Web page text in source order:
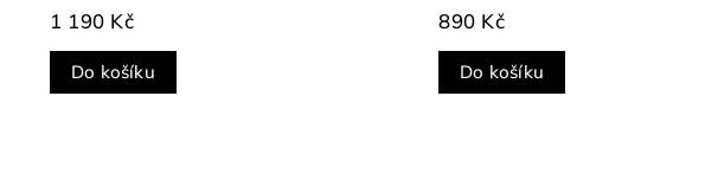
1 190 Kč
Do košíku
890 Kč
Do košíku